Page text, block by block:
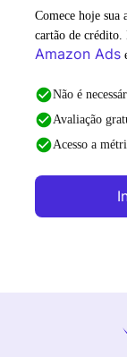
Comece hoje sua
cartão de crédito.
Amazon Ads
Não é
Avaliação
Acesso a